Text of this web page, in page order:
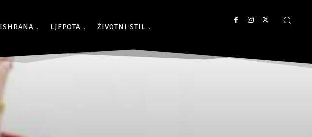
ISHRANA LJEPOTA ŽIVOTNI STIL